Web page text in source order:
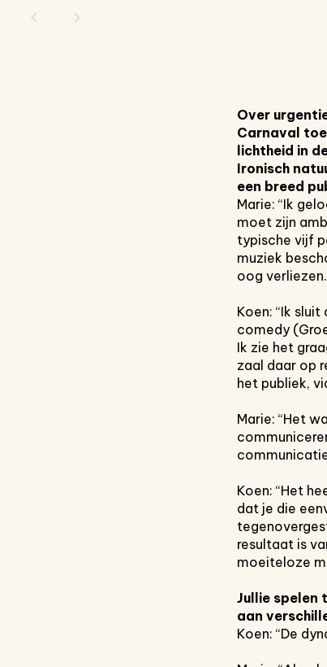
Over
Carnaval
lichtheid in
Ironisch
een breed
Marie: “Ik
moet zijn
typische vijf
muziek
oog
Koen: “Ik
comedy
Ik zie het
zaal daar op
het publiek,
Marie: “Het
Koen: “Het
dat je die
resultaat is
moeiteloze
Jullie spelen
aan
Koen: “De